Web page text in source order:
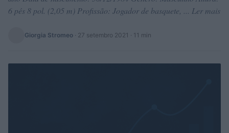
6 pés 8 pol. (2,05 m) Profissão: Jogador de basquete, ... Ler mais
Giorgia Stromeo · 27 setembro 2021 · 11 min